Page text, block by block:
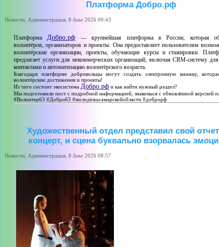
Платформа Добро.рф
Новости, Администрация, 8 June 2026 09:43
ПлатформаДобро.рф — крупнейшая платформа в России, которая
волонтёров, организаторов и проекты. Она предоставляет пользователям
волонтёрские организации, проекты, обучающие курсы и стажировки.
предлагает услуги для некоммерческих организаций, включая CRM-систему
контактами и автоматизацию волонтёрского возраста.
Благодаря платформе добровольцы могут создать электронную книжку,
волонтёрские достижения и проекты!
Из чего состоит экосистема Добро.рф и как найти нужный раздел?
Мы подготовили пост с подробной информацией, знакомься с обновлённой версией
#Волонтер63 #Добро63 #молодёжьсамарскойобласти #доброрф
Художественный отдел представил свой
концерт, и сцена буквально взорвалась
Новости, Администрация, 8 June 2026 08:57